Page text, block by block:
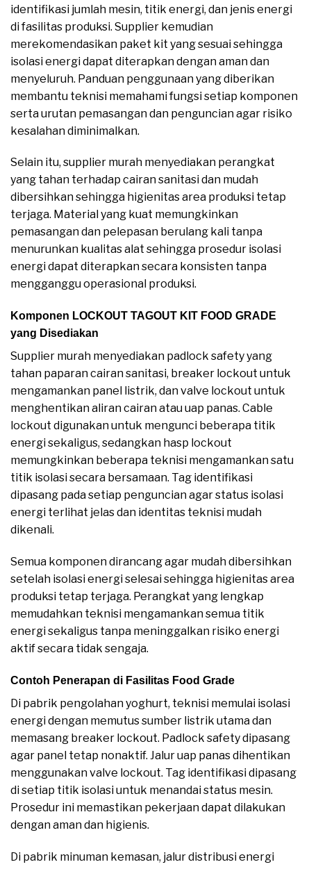
identifikasi jumlah mesin, titik energi, dan jenis energi
di fasilitas produksi. Supplier kemudian
merekomendasikan paket kit yang sesuai sehingga
isolasi energi dapat diterapkan dengan aman dan
menyeluruh. Panduan penggunaan yang diberikan
membantu teknisi memahami fungsi setiap komponen
serta urutan pemasangan dan penguncian agar risiko
kesalahan diminimalkan.
Selain itu, supplier murah menyediakan perangkat
yang tahan terhadap cairan sanitasi dan mudah
dibersihkan sehingga higienitas area produksi tetap
terjaga. Material yang kuat memungkinkan
pemasangan dan pelepasan berulang kali tanpa
menurunkan kualitas alat sehingga prosedur isolasi
energi dapat diterapkan secara konsisten tanpa
mengganggu operasional produksi.
Komponen LOCKOUT TAGOUT KIT FOOD GRADE
yang Disediakan
Supplier murah menyediakan padlock safety yang
tahan paparan cairan sanitasi, breaker lockout untuk
mengamankan panel listrik, dan valve lockout untuk
menghentikan aliran cairan atau uap panas. Cable
lockout digunakan untuk mengunci beberapa titik
energi sekaligus, sedangkan hasp lockout
memungkinkan beberapa teknisi mengamankan satu
titik isolasi secara bersamaan. Tag identifikasi
dipasang pada setiap penguncian agar status isolasi
energi terlihat jelas dan identitas teknisi mudah
dikenali.
Semua komponen dirancang agar mudah dibersihkan
setelah isolasi energi selesai sehingga higienitas area
produksi tetap terjaga. Perangkat yang lengkap
memudahkan teknisi mengamankan semua titik
energi sekaligus tanpa meninggalkan risiko energi
aktif secara tidak sengaja.
Contoh Penerapan di Fasilitas Food Grade
Di pabrik pengolahan yoghurt, teknisi memulai isolasi
energi dengan memutus sumber listrik utama dan
memasang breaker lockout. Padlock safety dipasang
agar panel tetap nonaktif. Jalur uap panas dihentikan
menggunakan valve lockout. Tag identifikasi dipasang
di setiap titik isolasi untuk menandai status mesin.
Prosedur ini memastikan pekerjaan dapat dilakukan
dengan aman dan higienis.
Di pabrik minuman kemasan, jalur distribusi energi